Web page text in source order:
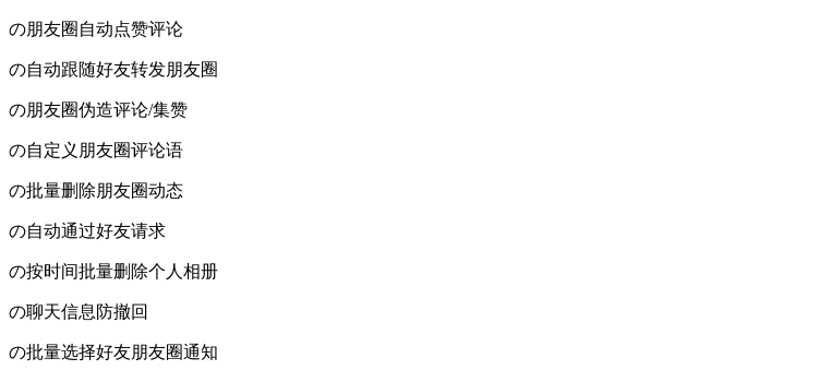
の朋友圈自动点赞评论
の自动跟随好友转发朋友圈
の朋友圈伪造评论/集赞
の自定义朋友圈评论语
の批量删除朋友圈动态
の自动通过好友请求
の按时间批量删除个人相册
の聊天信息防撤回
の批量选择好友朋友圈通知